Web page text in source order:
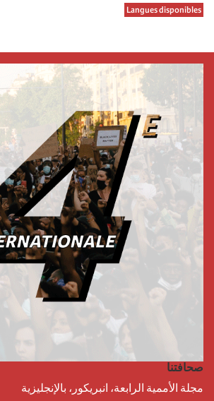
Langues disponibles
صحافتنا
مجلة الأممية الرابعة، انبريكور، بالإنجليزية